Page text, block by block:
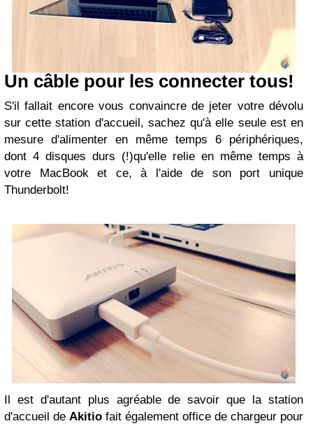
Un câble pour les connecter tous!
S'il fallait encore vous convaincre de jeter votre dévolu
sur cette station d'accueil, sachez qu'à elle seule est en
mesure d'alimenter en même temps 6 périphériques,
dont 4 disques durs (!)qu'elle relie en même temps à
votre MacBook et ce, à l'aide de son port unique
Thunderbolt!
Il est d'autant plus agréable de savoir que la station
d'accueil de Akitio fait également office de chargeur pour